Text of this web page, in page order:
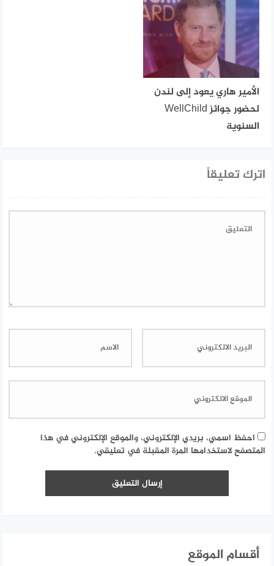
الأمير هاري يعود إلى لندن
لحضور جوائز WellChild
السنوية
اترك تعليقاً
احفظ اسمي، بريدي الإلكتروني، والموقع الإلكتروني في هذا
المتصفح لاستخدامها المرة المقبلة في تعليقي.
أقسام الموقع